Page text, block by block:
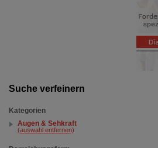
Suche verfeinern
Kategorien
Augen & Sehkraft
(auswahl entfernen)